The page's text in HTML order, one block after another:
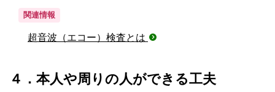
関連情報
超音波（エコー）検査とは
４．本人や周りの人ができる工夫